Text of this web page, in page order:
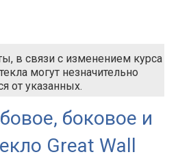
в связи с изменением курса
могут незначительно
от указанных.
боковое и
Great Wall